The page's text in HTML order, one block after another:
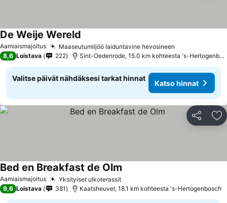
Aamiaismajoitus Maaseutumiljöö laiduntavine hevosineen
De Weije Wereld
8,6 Loistava 222 Sint-Oedenrode, 15.0 km kohteesta 's-
Valitse päivät nähdäksesi tarkat hinnat
Katso hinnat
Jaa
Aamiaismajoitus Yksityiset ulkoterassitKatso hinnat
Bed en Breakfast de Olm
9,6 Loistava 381 Kaatsheuvel, 18.1 km kohteesta 's-Hertogenbosch